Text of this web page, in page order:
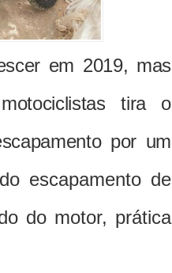
em 2019, mas
tira o
por um
escapamento de
do motor, prática